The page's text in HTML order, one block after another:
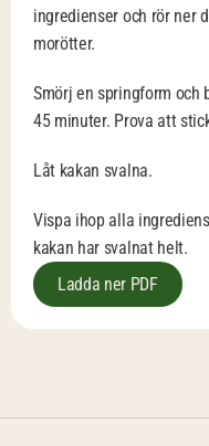
ingredienser och rör ner
morötter.
Smörj en springform och
45 minuter. Prova att
Låt kakan svalna.
Vispa ihop alla
kakan har svalnat helt.
Ladda ner PDF